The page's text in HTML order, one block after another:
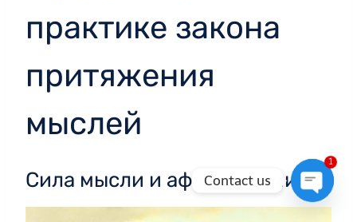
практике закона
притяжения
мыслей
Сила мысли и аффирмации
Contact us
Open
1